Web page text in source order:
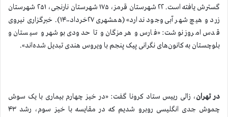
گسترش یافته است. ۲۲ شهرستان قرمز، ۱۷۵ شهرستان نارنجی، ۲۵۱ شهرستان
زرد و هیچ شهر آبی وجود ندارد» (همشهری ۲۷خرداد۱۴۰۰). خبرگزاری نیروی
قدس امروز نوشت: «فارس و هرمزگان و تا حدودی بوشهر و سیستان و
بلوچستان به کانون‌های نگرانی پیک پنجم با ویروس هندی تبدیل شده‌اند».
در تهران، زالی رییس ستاد کرونا گفت: «در خیز چهارم بیماری با یک سوش
چموش جدی انگلیسی روبرو شدیم که در مقایسه با خیز سوم، رشد ۴۳